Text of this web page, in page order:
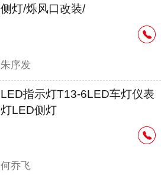
侧灯/烁风口改装/
朱序发
LED指示灯T13-6LED车灯仪表
灯LED侧灯
何乔飞